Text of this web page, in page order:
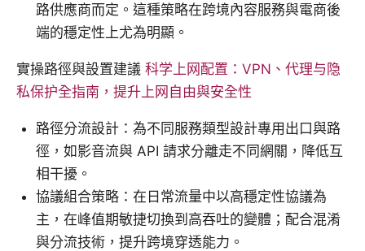
路供應商而定。這種策略在跨境內容服務與電商後
端的穩定性上尤為明顯。
實操路徑與設置建議 科学上网配置：VPN、代理与隐
私保护全指南，提升上网自由與安全性
路徑分流設計：為不同服務類型設計專用出口與路
徑，如影音流與 API 請求分離走不同網關，降低互
相干擾。
協議組合策略：在日常流量中以高穩定性協議為
主，在峰值期敏捷切換到高吞吐的變體；配合混淆
與分流技術，提升跨境穿透能力。